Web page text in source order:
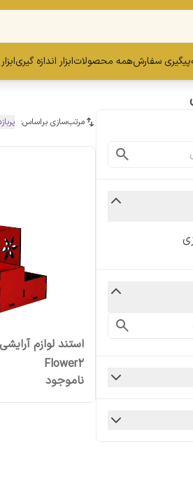
پیگیری سفارشهمه محصولاتابزار اندازه گیری
مرتب‌سازی براساس:
استند لوازم
Flower2
ناموجود